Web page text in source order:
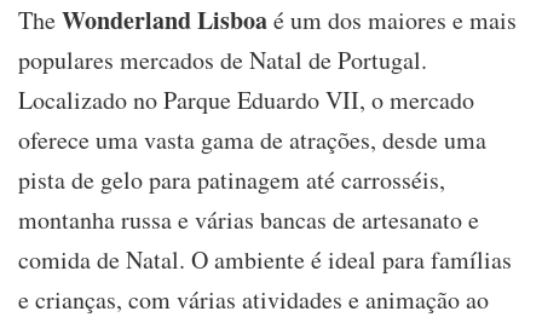
TheWonderland Lisboaé um dos maiores e mais
populares mercados de Natal de Portugal.
Localizado no Parque Eduardo VII, o mercado
oferece uma vasta gama de atrações, desde uma
pista de gelo para patinagem até carrosséis,
montanha russa e várias bancas de artesanato e
comida de Natal. O ambiente é ideal para famílias
e crianças, com várias atividades e animação ao